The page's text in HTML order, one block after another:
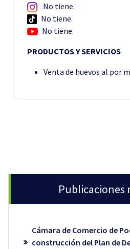
No tiene.
No tiene.
No tiene.
PRODUCTOS Y SERVICIOS
Venta de huevos al por
Publicaciones
Cámara de Comercio de
construcción del Plan de